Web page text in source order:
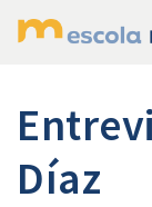
Díaz